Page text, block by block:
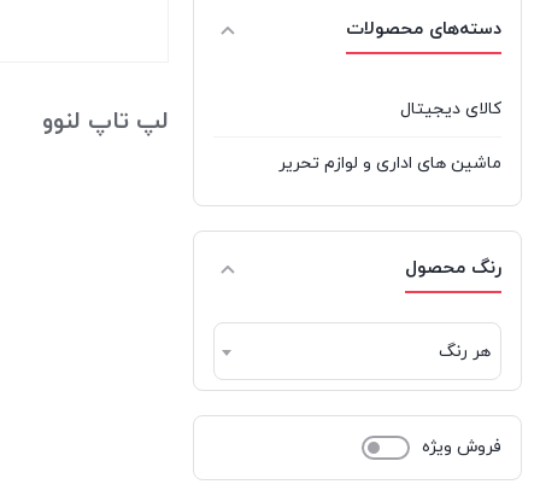
دیپ کول | DeepCool
ردراگون | REDRAGON
ریورسانگ | RIVERSONG
شیائومی | Xiaomi
فیلیپس | Philips
کورسیر | CORSAIR
دسته‌های محصولات
کالای دیجیتال
ماشین های اداری و لوازم تحریر
رنگ محصول
هر رنگ
فروش ویژه
لپ تاپ لنوو